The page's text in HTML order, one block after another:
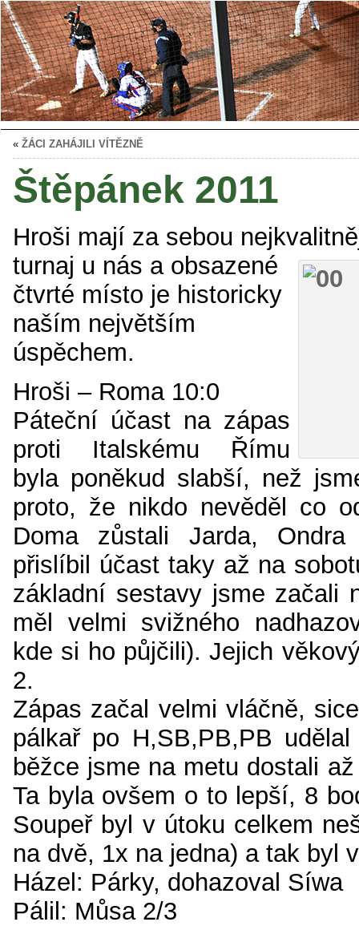
« ŽÁCI ZAHÁJILI VÍTĚZNĚ
Štěpánek 2011
Hroši mají za sebou
turnaj u nás a obsazené
čtvrté místo je historicky
naším největším
úspěchem.
Hroši – Roma 10:0
Páteční účast na zápas
proti Italskému Římu
byla poněkud slabší, než
proto, že nikdo nevěděl co
Doma zůstali Jarda,
přislíbil účast taky až na
základní sestavy jsme začali
měl velmi svižného
kde si ho půjčili). Jejich
2.
Zápas začal velmi vláčně,
pálkař po H,SB,PB,PB
běžce jsme na metu dostali
Ta byla ovšem o to lepší, 8
Soupeř byl v útoku celkem
na dvě, 1x na jedna) a tak byl
Házel: Párky, dohazoval Síwa
Pálil: Můsa 2/3